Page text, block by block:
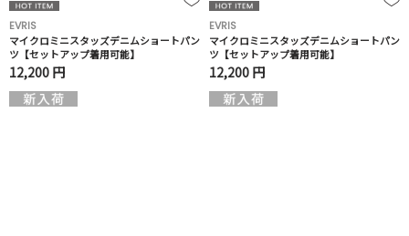
EVRIS
マイクロミニスタッズデニムショートパン
ツ【セットアップ着用可能】
12,200 円
EVRIS
マイクロミニスタッズデニムショートパン
ツ【セットアップ着用可能】
12,200 円